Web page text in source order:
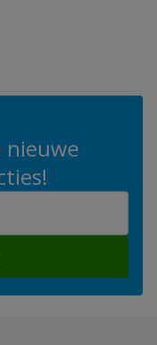
nieuwe